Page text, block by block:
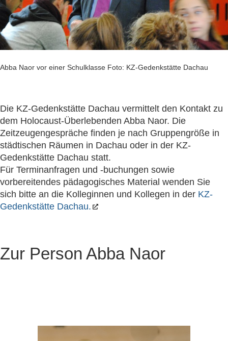
Abba Naor vor einer Schulklasse Foto: KZ-Gedenkstätte Dachau
Die KZ-Gedenkstätte Dachau vermittelt den Kontakt zu
dem Holocaust-Überlebenden Abba Naor. Die
Zeitzeugengespräche finden je nach Gruppengröße in
städtischen Räumen in Dachau oder in der KZ-
Gedenkstätte Dachau statt.
Für Terminanfragen und -buchungen sowie
vorbereitendes pädagogisches Material wenden Sie
sich bitte an die Kolleginnen und Kollegen in der KZ-
Gedenkstätte Dachau.
Zur Person Abba Naor